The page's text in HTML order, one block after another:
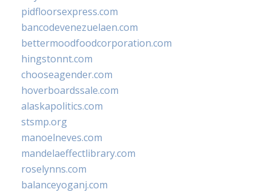
pidfloorsexpress.com
bancodevenezuelaen.com
bettermoodfoodcorporation.com
hingstonnt.com
chooseagender.com
hoverboardssale.com
alaskapolitics.com
stsmp.org
manoelneves.com
mandelaeffectlibrary.com
roselynns.com
balanceyoganj.com